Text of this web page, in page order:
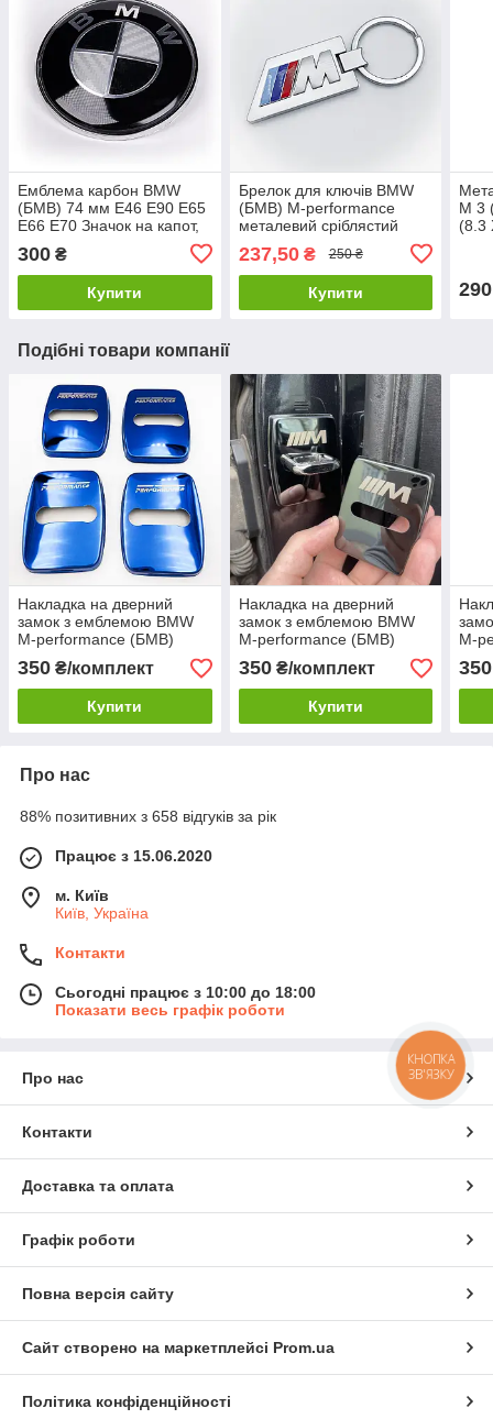
Емблема карбон BMW
(БМВ) 74 мм E46 E90 E65
E66 E70 Значок на капот,
300 ₴
Купити
Брелок для ключів BMW
(БМВ) M-performance
металевий сріблястий
237,50₴ 250 ₴
Купити
M 3
(8.3
290
Подібні товари компанії
Накладка на дверний
замок з емблемою BMW
M-performance (БМВ)
Комплект 4 шт - Синій
Металік
350 ₴/комплект
Купити
Накладка на дверний
замок з емблемою BMW
M-performance (БМВ)
Комплект 4 шт Чорний
350₴/комплект
Купити
M-
350
Про нас
88% позитивних з 658 відгуків за рік
Працює з 15.06.2020
м. Київ
Київ, Україна
Контакти
Сьогодні працює з 10:00 до 18:00
Показати весь графік роботи
Про нас
Контакти
Доставка та оплата
Графік роботи
Повна версія сайту
Сайт створено на маркетплейсі Prom.ua
Політика конфіденційності
КНОПКА
ЗВ'ЯЗКУ